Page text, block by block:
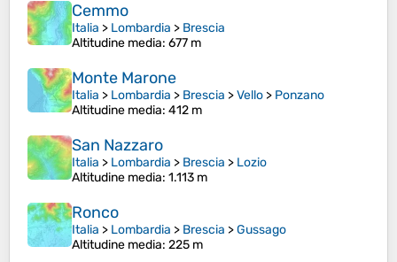
Cemmo
Italia > Lombardia > Brescia
Altitudine media: 677 m
Monte Marone
Italia > Lombardia > Brescia >Vello > Ponzano
Altitudine media: 412 m
San Nazzaro
Italia > Lombardia > Brescia > Lozio
Altitudine media: 1.113 m
Ronco
Italia > Lombardia > Brescia >Gussago
Altitudine media: 225 m